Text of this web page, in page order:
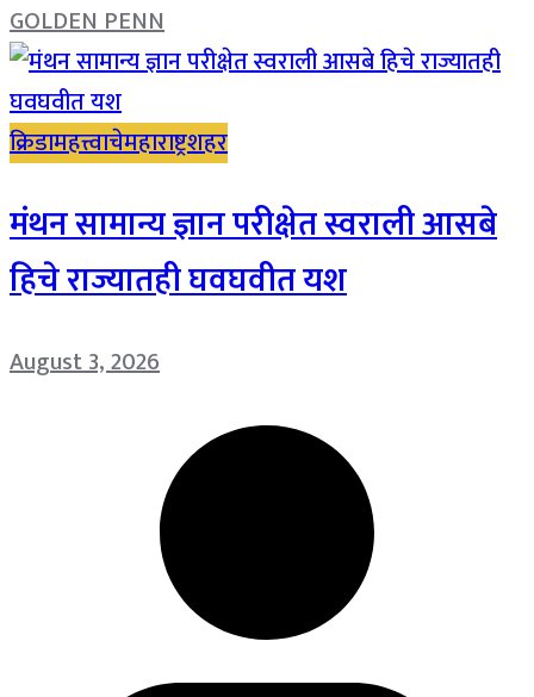
GOLDEN PENN
क्रिडामहत्त्वाचेमहाराष्ट्रशहर
मंथन सामान्य ज्ञान परीक्षेत स्वराली आसबे
हिचे राज्यातही घवघवीत यश
August 3, 2026